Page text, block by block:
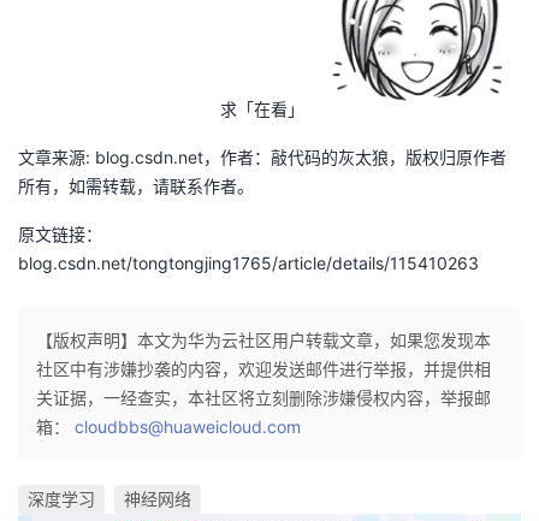
求「在看」
文章来源: blog.csdn.net，作者：敲代码的灰太狼，版权归原作者
所有，如需转载，请联系作者。
原文链接：
blog.csdn.net/tongtongjing1765/article/details/115410263
【版权声明】本文为华为云社区用户转载文章，如果您发现本
社区中有涉嫌抄袭的内容，欢迎发送邮件进行举报，并提供相
关证据，一经查实，本社区将立刻删除涉嫌侵权内容，举报邮
箱： cloudbbs@huaweicloud.com
深度学习 神经网络